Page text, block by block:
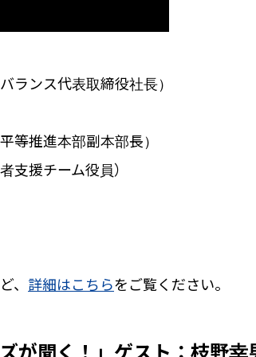
ランス代表取締役社長）
等推進本部副本部長）
支援チーム役員）
、 詳細はこちらをご覧ください。